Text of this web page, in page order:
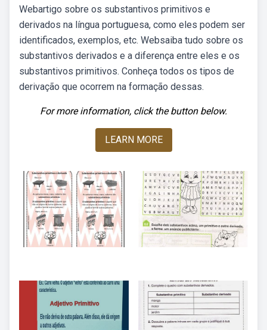
Webartigo sobre os substantivos primitivos e
derivados na língua portuguesa, como eles podem ser
identificados, exemplos, etc. Websaiba tudo sobre os
substantivos derivados e a diferença entre eles e os
substantivos primitivos. Conheça todos os tipos de
derivação que ocorrem na formação dessas.
For more information, click the button below.
LEARN MORE